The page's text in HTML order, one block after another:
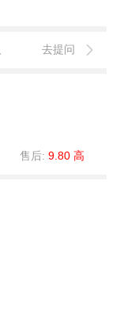
去提问
售后: 9.80 高